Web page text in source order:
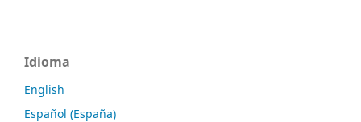
Idioma
English
Español (España)